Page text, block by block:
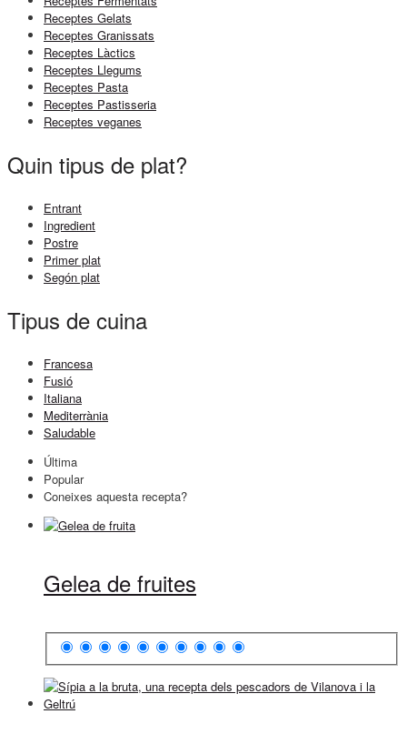
Receptes Gelats
Receptes Granissats
Receptes Làctics
Receptes Llegums
Receptes Pasta
Receptes Pastisseria
Receptes veganes
Quin tipus de plat?
Entrant
Ingredient
Postre
Primer plat
Segón plat
Tipus de cuina
Francesa
Fusió
Italiana
Mediterrània
Saludable
Última
Popular
Coneixes aquesta recepta?
Gelea de fruites